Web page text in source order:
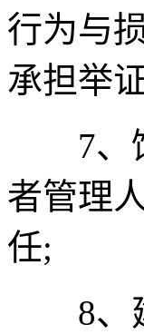
行为与
承担举
7、饲
者管理
任;
8、建